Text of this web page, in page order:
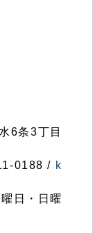
6条3丁目
0188 / k
日・日曜